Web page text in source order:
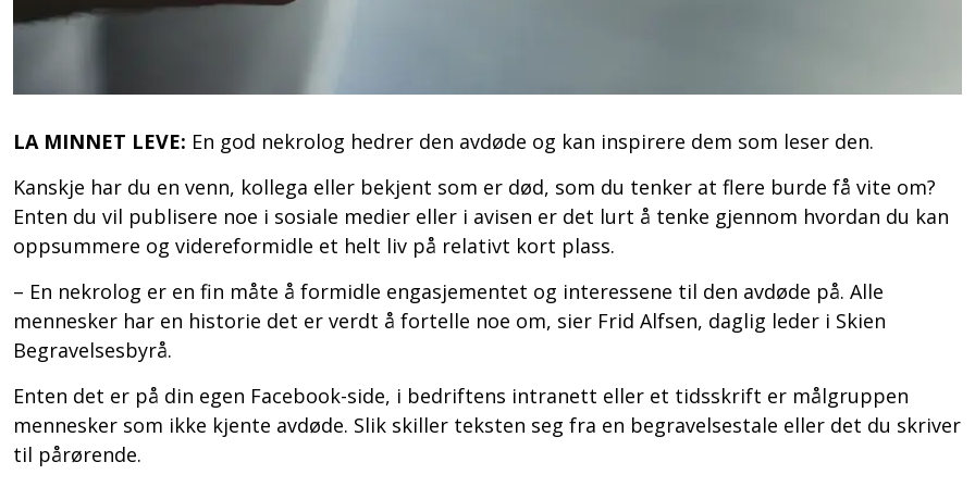
LA MINNET LEVE: En god nekrolog hedrer den avdøde og kan inspirere dem som leser den.
Kanskje har du en venn, kollega eller bekjent som er død, som du tenker at flere burde få vite om?
Enten du vil publisere noe i sosiale medier eller i avisen er det lurt å tenke gjennom hvordan du kan
oppsummere og videreformidle et helt liv på relativt kort plass.
– En nekrolog er en fin måte å formidle engasjementet og interessene til den avdøde på. Alle
mennesker har en historie det er verdt å fortelle noe om, sier Frid Alfsen, daglig leder i Skien
Begravelsesbyrå.
Enten det er på din egen Facebook-side, i bedriftens intranett eller et tidsskrift er målgruppen
mennesker som ikke kjente avdøde. Slik skiller teksten seg fra en begravelsestale eller det du skriver
til pårørende.